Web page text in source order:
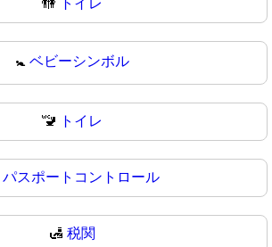
🚻 トイレ
🚼 ベビーシンボル
🚾 トイレ
パスポートコントロール
🛃 税関